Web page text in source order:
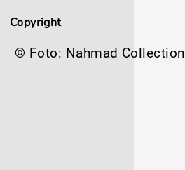
Copyright
© Foto: Nahmad Collection